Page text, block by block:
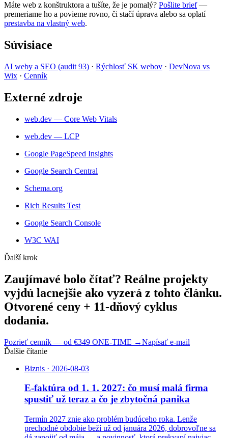
Máte web z konštruktora a tušíte, že je pomalý? Pošlite brief—
premeriame ho a povieme rovno, či stačí úprava alebo sa oplatí
prestavba na vlastný web.
Súvisiace
AI weby a SEO (audit 93) · Rýchlosť SK webov · DevNova vs
Wix · Cenník
Externé zdroje
web.dev — Core Web Vitals
web.dev — LCP
Google PageSpeed Insights
Google Search Central
Schema.org
Rich Results Test
Google Search Console
W3C WAI
Ďalší krok
Zaujímavé bolo čítať? Reálne projekty
vyjdú lacnejšie ako vyzerá z tohto článku.
Otvorené ceny + 11-dňový cyklus
dodania.
Pozrieť cenník — od €349 ONE-TIME →Napísať e-mail
Ďalšie čítanie
Biznis · 2026-08-03
E-faktúra od 1. 1. 2027: čo musí malá firma
spustiť už teraz a čo je zbytočná panika
Termín 2027 znie ako problém budúceho roka. Lenže
prechodné obdobie beží už od januára 2026, dobrovoľne sa